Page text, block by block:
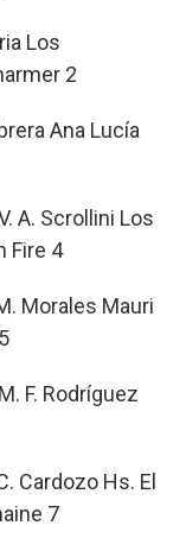
Los
2
Ana Lucía
A. Scrollini Los
Fire 4
Morales Mauri
F. Rodríguez
Cardozo Hs. El
7